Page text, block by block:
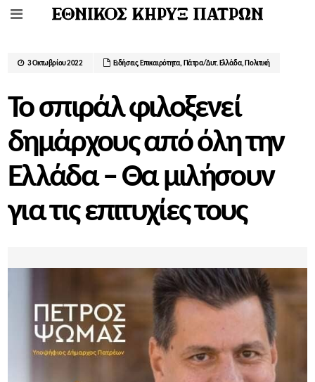
3 Οκτωβρίου 2022 Ειδήσεις, Επικαιρότητα, Πάτρα/Δυτ. Ελλάδα, Πολιτική
Το σπιράλ φιλοξενεί
δημάρχους από όλη την
Ελλάδα – Θα μιλήσουν
για τις επιτυχίες τους